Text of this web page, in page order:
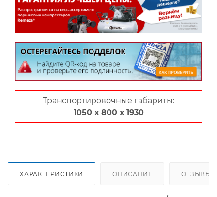
Транспортировочные габариты:
1050 х 800 х 1930
ХАРАКТЕРИСТИКИ ОПИСАНИЕ ОТЗЫВЫ